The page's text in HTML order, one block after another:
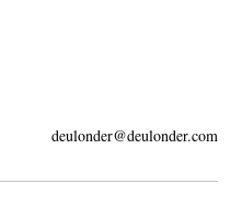
deulonder@deulonder.com